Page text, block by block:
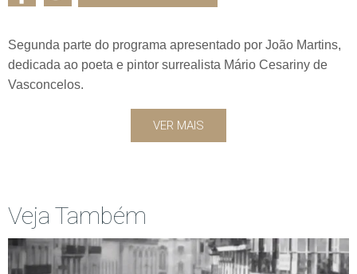
Segunda parte do programa apresentado por João Martins,
dedicada ao poeta e pintor surrealista Mário Cesariny de
Vasconcelos.
VER MAIS
Veja Também